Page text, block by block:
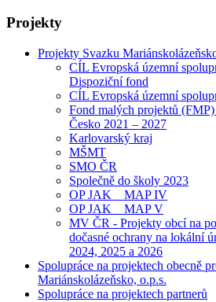
Projekty
Projekty Svazku
CÍL Evropská územní
Dispoziční fond
CÍL Evropská územní
Fond malých projektů
Česko 2021 – 2027
Karlovarský kraj
MŠMT
SMO ČR
Společně do školy 2023
OP JAK _ MAP IV
OP JAK _ MAP V
MV ČR - Projekty obcí na
dočasné ochrany na lokální
2024, 2025 a 2026
Spolupráce na projektech obecně
Mariánskolázeňsko, o.p.s.
Spolupráce na projektech partnerů